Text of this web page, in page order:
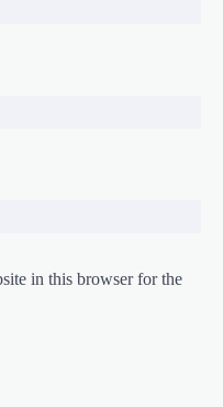
in this browser for the